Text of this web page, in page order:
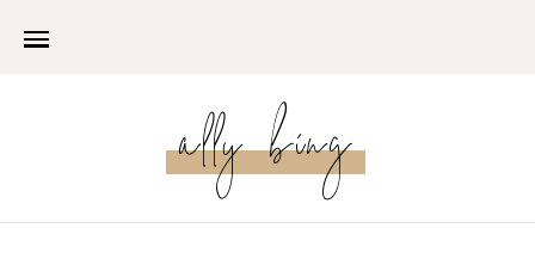
ally bing